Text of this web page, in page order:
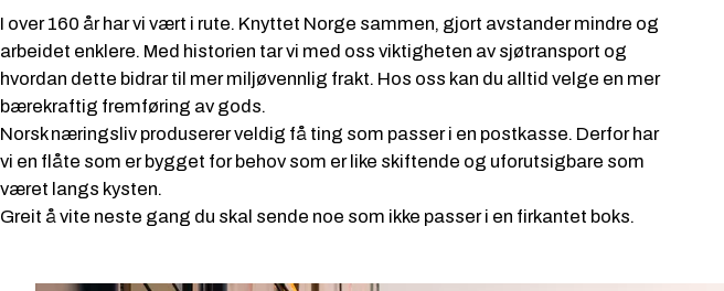
I over 160 år har vi vært i rute. Knyttet Norge sammen, gjort avstander mindre og
arbeidet enklere. Med historien tar vi med oss viktigheten av sjøtransport og
hvordan dette bidrar til mer miljøvennlig frakt. Hos oss kan du alltid velge en mer
bærekraftig fremføring av gods.
Norsk næringsliv produserer veldig få ting som passer i en postkasse. Derfor har
vi en flåte som er bygget for behov som er like skiftende og uforutsigbare som
været langs kysten.
Greit å vite neste gang du skal sende noe som ikke passer i en firkantet boks.